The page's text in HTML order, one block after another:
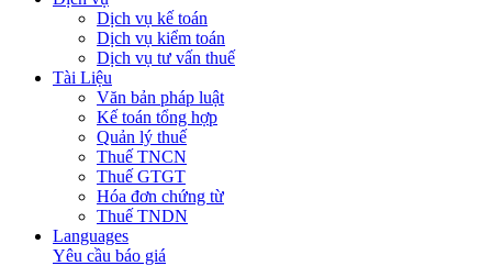
Dịch vụ kế toán
Dịch vụ kiểm toán
Dịch vụ tư vấn thuế
Tài Liệu
Văn bản pháp luật
Kế toán tổng hợp
Quản lý thuế
Thuế TNCN
Thuế GTGT
Hóa đơn chứng từ
Thuế TNDN
Languages
Yêu cầu báo giá